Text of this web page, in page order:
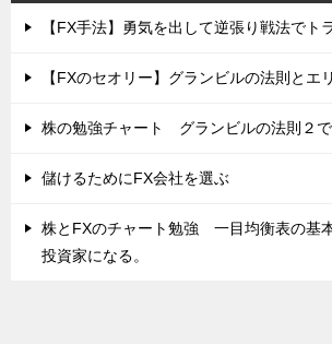
【FX手法】勇気を出して逆張り戦法でト
【FXのセオリー】グランビルの法則とエ
株の勉強チャート グランビルの法則２で
儲けるためにFX会社を選ぶ
株とFXのチャート勉強 一目均衡表の基
投資家になる。